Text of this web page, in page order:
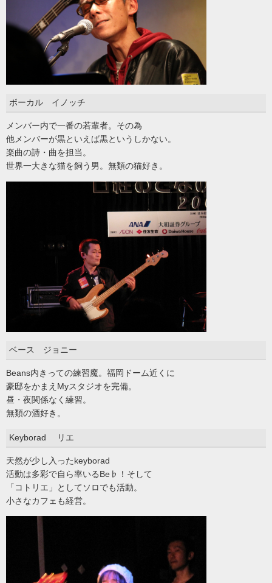
ボーカル イノッチ
メンバー内で一番の若輩者。その為
他メンバーが黒といえば黒というしかない。
楽曲の詩・曲を担当。
世界一大きな猫を飼う男。無類の猫好き。
ベース ジョニー
Beans内きっての練習魔。福岡ドーム近くに
豪邸をかまえMyスタジオを完備。
昼・夜関係なく練習。
無類の酒好き。
Keyborad リエ
天然が少し入ったkeyborad
活動は多彩で自ら率いるBe♭！そして
「コトリエ」としてソロでも活動。
小さなカフェも経営。